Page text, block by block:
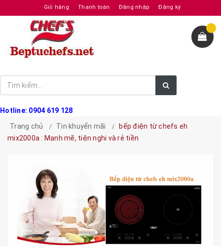
Giỏ hàng Thanh toán Đăng nhập Đăng ký
Hotline: 0904 619 128
Trang chủ
Tin khuyến mãi
bếp điện từ chefs eh
mix2000a : Mạnh mẽ, tiện nghi và rẻ tiền